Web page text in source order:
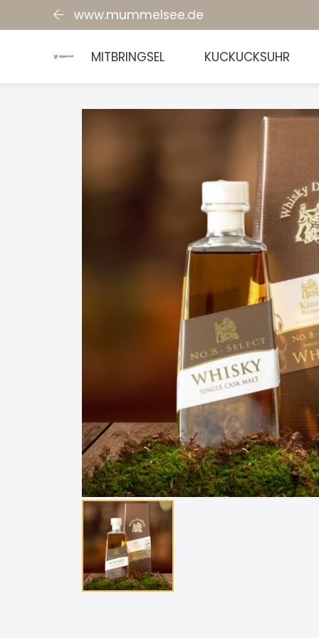
www.mummelsee.de
MITBRINGSEL KUCKUCKSUHR